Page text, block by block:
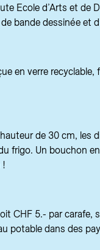
Ecole d’Arts et de
bande dessinée et
en verre
de 30 cm, les
frigo. Un bouchon
!
CHF 5.- par carafe,
potable dans des